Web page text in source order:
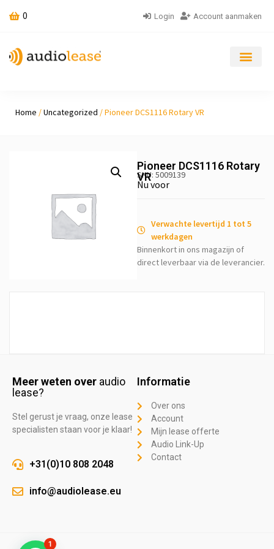
0 Login Account aanmaken
Home /Uncategorized / Pioneer DCS1116 Rotary VR
Pioneer DCS1116 Rotary
VR
SKU: 5009139
Nu voor
Verwachte levertijd 1 tot 5
werkdagen
Binnenkort in ons magazijn of
direct leverbaar via de leverancier.
Meer weten over audio
lease?
Stel gerust je vraag, onze lease
specialisten staan voor je klaar!
+31(0)10 808 2048
info@audiolease.eu
Informatie
Over ons
Account
Mijn lease offerte
Audio Link-Up
Contact
1